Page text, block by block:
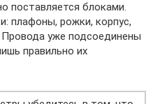
поставляется блоками.
плафоны, рожки, корпус,
уже подсоединены
правильно их